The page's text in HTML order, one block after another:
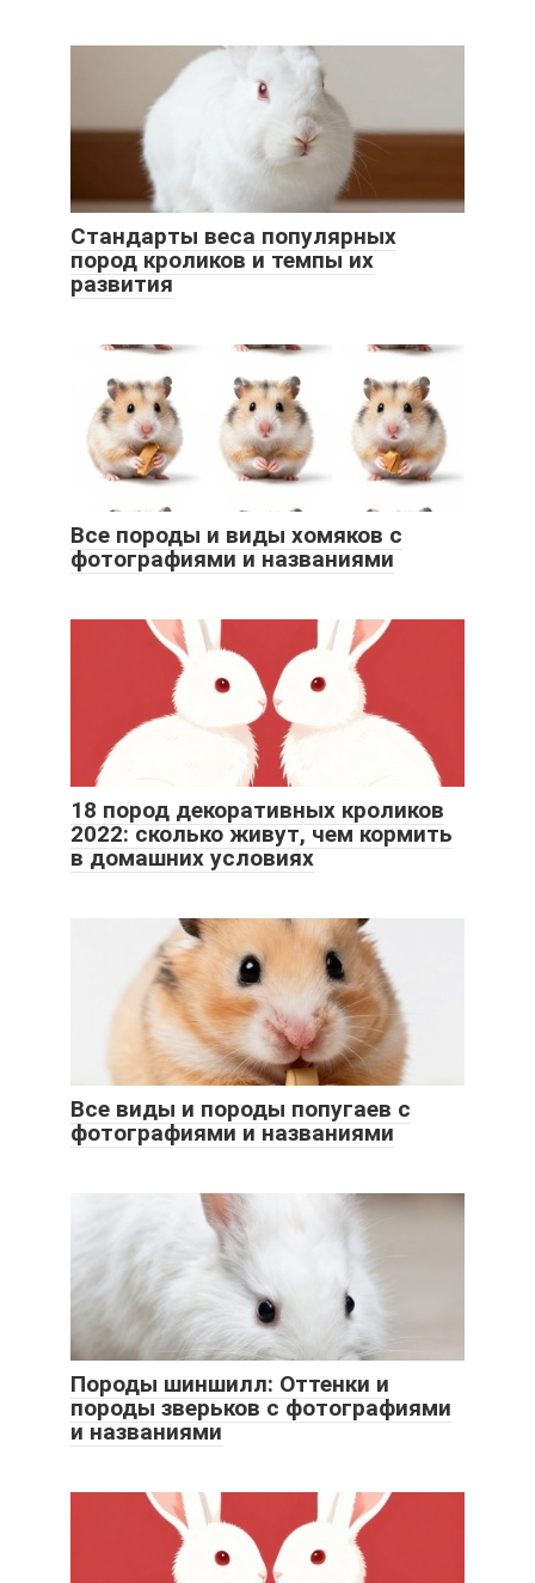
Стандарты веса популярных
пород кроликов и темпы их
развития
Все породы и виды хомяков с
фотографиями и названиями
18 пород декоративных кроликов
2022: сколько живут, чем кормить
в домашних условиях
Все виды и породы попугаев с
фотографиями и названиями
Породы шиншилл: Оттенки и
породы зверьков с фотографиями
и названиями